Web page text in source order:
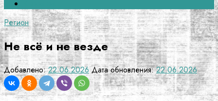
Регион
Не всё и не везде
Добавлено: 22.06.2026 Дата обновления: 22.06.2026